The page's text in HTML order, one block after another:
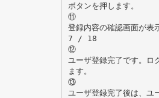
ボタンを押します。
⑪
登録内容の確認画面が表
7 / 18
⑫
ユーザ登録完了です。ロ
ます。
⑬
ユーザ登録完了後は、